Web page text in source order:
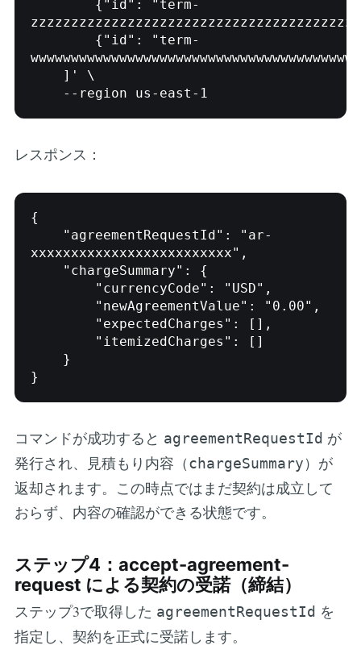
レスポンス：
{
xxxxxxxxxxxxxxxxxxxxxxxxx",
コマンドが成功すると agreementRequestId が
発行され、見積もり内容（chargeSummary）が
返却されます。この時点ではまだ契約は成立して
おらず、内容の確認ができる状態です。
ステップ4：accept-agreement-
request による契約の受諾（締結）
ステップ3で取得した agreementRequestId を
指定し、契約を正式に受諾します。